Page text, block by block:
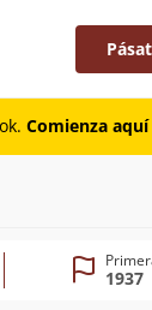
Comienza
1937